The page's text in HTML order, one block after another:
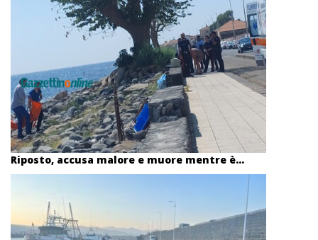
Riposto, accusa malore e muore mentre è...